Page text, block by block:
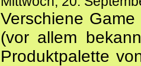
Verschiene
(vor allem
Produktpalette